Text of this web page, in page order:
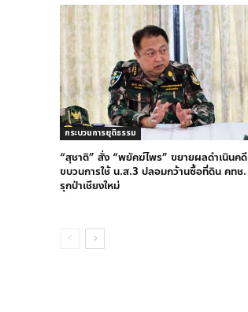
กระบวนการยุติธรรม
“สุชาติ” สั่ง “พยัคฆ์ไพร” ขยายผลดำเนินคดี
ขบวนการใช้ น.ส.3 ปลอมกว้านซื้อที่ดิน คทช.
รุกป่าเชียงใหม่